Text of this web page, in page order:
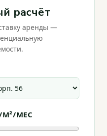
расчёт
аренды —
М²/МЕС